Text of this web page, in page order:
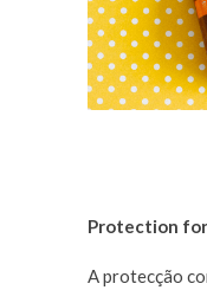
Protection
A protecção